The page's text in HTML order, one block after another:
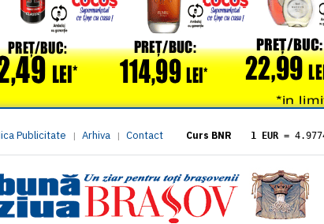
Publicitate | Arhiva | Contact Curs BNR 1 EUR =
=
1 XAU=
1 AED= 1.1933
1 AUD=
1 BGN=